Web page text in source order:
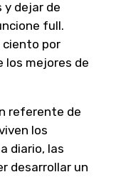
y dejar de
full.
ciento por
los mejores de
referente de
los
diario, las
desarrollar un